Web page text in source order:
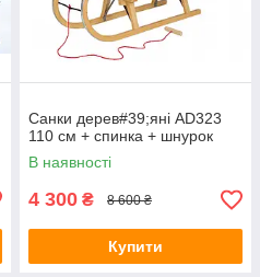
Санки дерев#39;яні AD323
110 см + спинка + шнурок
В наявності
4 300 ₴ 8 600 ₴
Купити